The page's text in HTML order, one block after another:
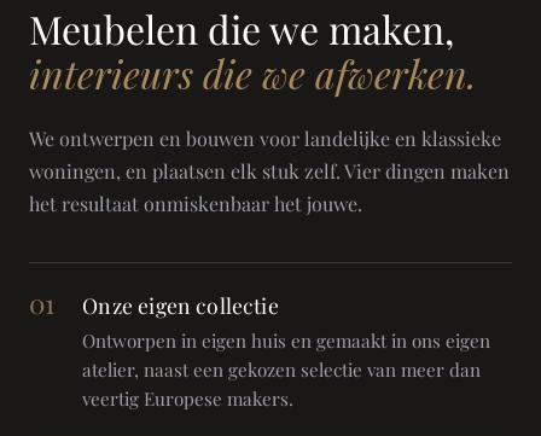
Meubelen die we maken,
interieurs die we afwerken.
We ontwerpen en bouwen voor landelijke en klassieke
woningen, en plaatsen elk stuk zelf. Vier dingen maken
het resultaat onmiskenbaar het jouwe.
01 Onze eigen collectie
Ontworpen in eigen huis en gemaakt in ons eigen
atelier, naast een gekozen selectie van meer dan
veertig Europese makers.